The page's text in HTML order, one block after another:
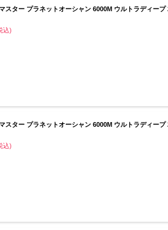
スター プラネットオーシャン 6000M ウルトラディー
込)
スター プラネットオーシャン 6000M ウルトラディー
込)